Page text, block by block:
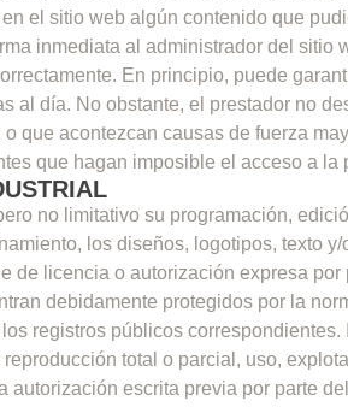
el sitio web algún contenido que
inmediata al administrador del sitio
En principio, puede
al día. No obstante, el prestador no
que acontezcan causas de fuerza
que hagan imposible el acceso a la
no limitativo su programación,
los diseños, logotipos, texto y/
de licencia o autorización expresa por
debidamente protegidos por la
registros públicos correspondientes.
total o parcial, uso,
escrita previa por parte